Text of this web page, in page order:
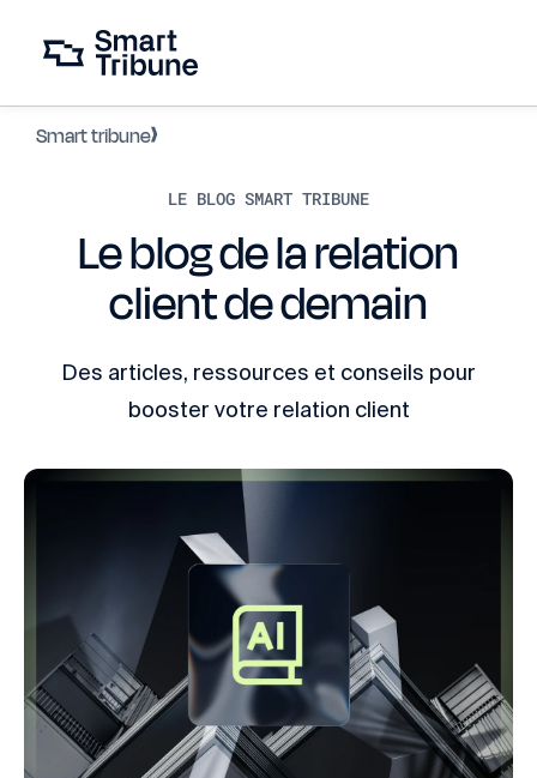
Smart tribune
LE BLOG SMART TRIBUNE
Le blog de la relation
client de demain
Des articles, ressources et conseils pour
booster votre relation client